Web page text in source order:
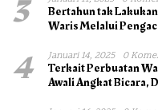
3
Bertahun tak
Waris Melalui
4 Januari 14, 2025 0
Terkait Perbuatan
Awali Angkat Bicara,